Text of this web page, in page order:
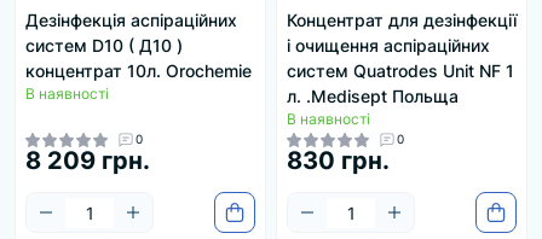
Дезінфекція аспіраційних
систем D10 ( Д10 )
концентрат 10л. Orochemie
В наявності
0
8 209 грн.
Концентрат для дезінфекції
і очищення аспіраційних
систем Quatrodes Unit NF 1
л. .Medisept Польща
В наявності
0
830 грн.